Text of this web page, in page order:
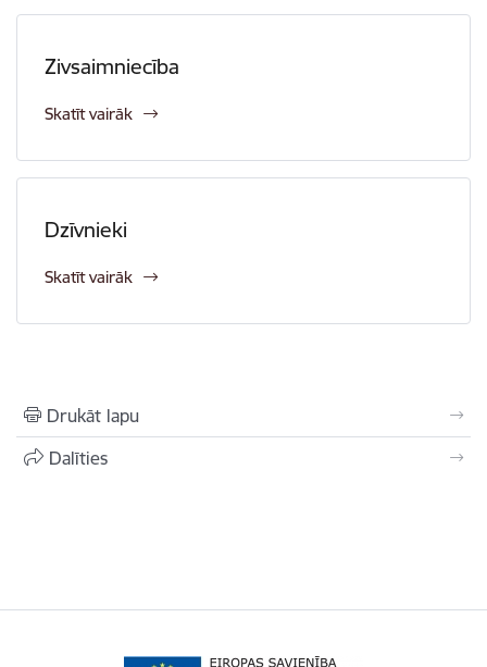
Zivsaimniecība
Skatīt vairāk
Dzīvnieki
Skatīt vairāk
Drukāt lapu
Dalīties